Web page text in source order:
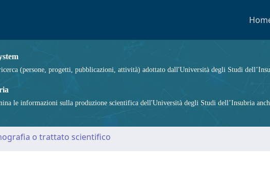
(persone, progetti, pubblicazioni, attività) adottato dall'Università degli Studi
le informazioni sulla produzione scientifica dell'Università degli Studi dell’Insubria
o trattato scientifico